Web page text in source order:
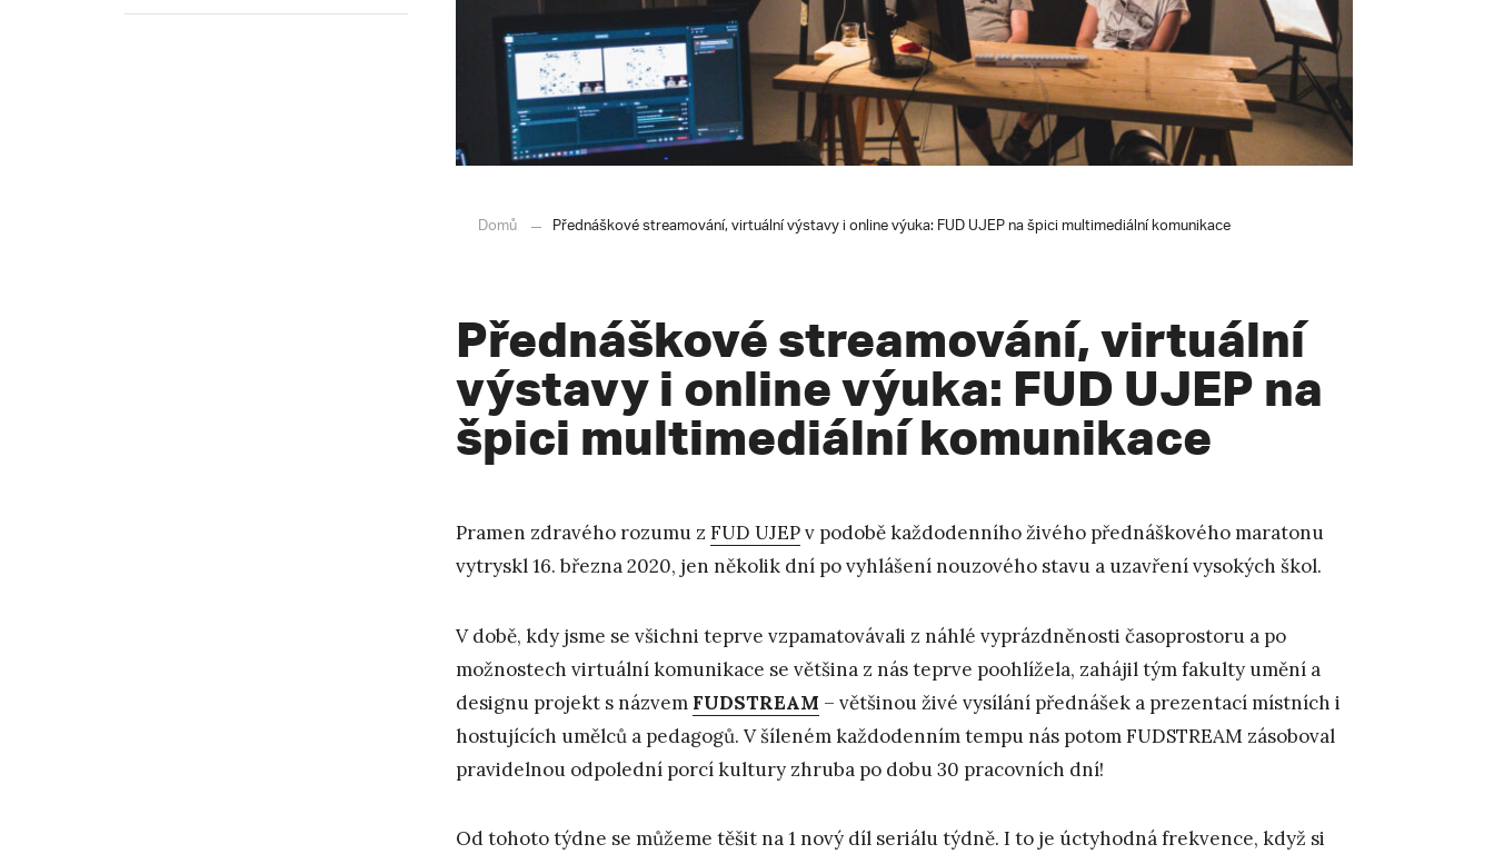
Domů Přednáškové streamování, virtuální výstavy i online výuka: FUD UJEP na špici multimediální komunikace
Přednáškové streamování, virtuální
výstavy i online výuka: FUD UJEP na
špici multimediální komunikace
Pramen zdravého rozumu z FUD UJEPv podobě každodenního živého přednáškového maratonu
vytryskl 16. března 2020, jen několik dní po vyhlášení nouzového stavu a uzavření vysokých škol.
V době, kdy jsme se všichni teprve vzpamatovávali z náhlé vyprázdněnosti časoprostoru a po
možnostech virtuální komunikace se většina z nás teprve poohlížela, zahájil tým fakulty umění a
designu projekt s názvem FUDSTREAM – většinou živé vysílání přednášek a prezentací místních i
hostujících umělců a pedagogů. V šíleném každodenním tempu nás potom FUDSTREAM zásoboval
pravidelnou odpolední porcí kultury zhruba po dobu 30 pracovních dní!
Od tohoto týdne se můžeme těšit na 1 nový díl seriálu týdně. I to je úctyhodná frekvence, když si